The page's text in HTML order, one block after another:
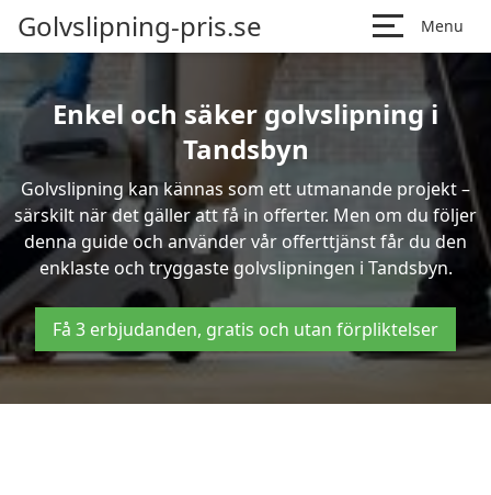
Golvslipning-pris.se Menu
Enkel och säker golvslipning i
Tandsbyn
Golvslipning kan kännas som ett utmanande projekt –
särskilt när det gäller att få in offerter. Men om du följer
denna guide och använder vår offerttjänst får du den
enklaste och tryggaste golvslipningen i Tandsbyn.
Få 3 erbjudanden, gratis och utan förpliktelser